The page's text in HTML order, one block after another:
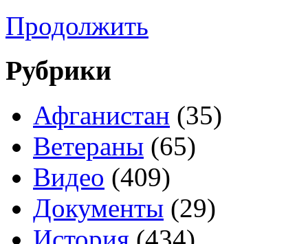
Продолжить
Рубрики
Афганистан (35)
Ветераны (65)
Видео (409)
Документы (29)